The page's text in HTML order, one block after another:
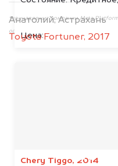
Цена:
Chery Tiggo, 2014
Анатолий, Астрахань
Toyota Fortuner, 2017
*принадлежит компании Meta
организацией и запрещённой на